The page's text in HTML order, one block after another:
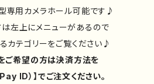
専用カメラホール可能です♪
左上にメニューがあるので
カテゴリーをご覧ください♪
ご希望の方は決済方法を
ID）】でご注文ください。